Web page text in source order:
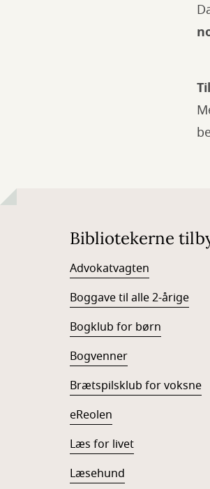
Bibliotekerne
Advokatvagten
Boggave til alle 2-årige
Bogklub for børn
Bogvenner
Brætspilsklub for voksne
eReolen
Læs for livet
Læsehund